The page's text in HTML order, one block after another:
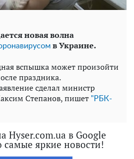
новая волна
в Украине.
вспышка может произойти
праздника.
сделал министр
Степанов, пишет "РБК-
Hyser.com.ua в Google
самые яркие новости!